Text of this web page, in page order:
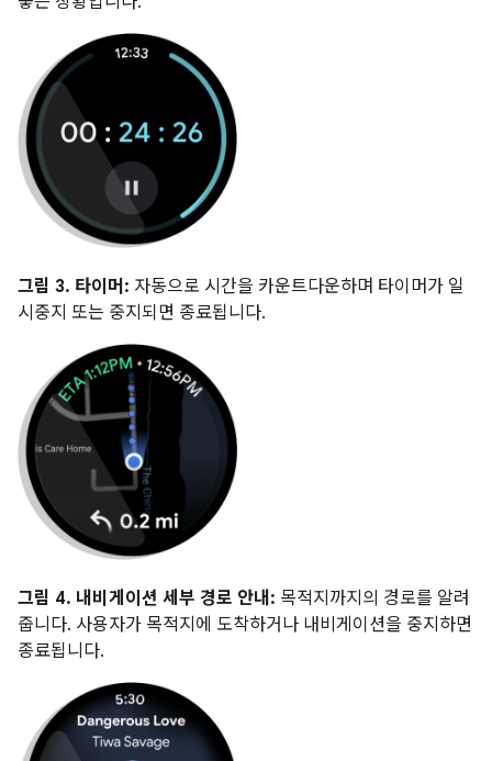
그림 3. 타이머: 자동으로 시간을 카운트다운하며 타이머가 일
시중지 또는 중지되면 종료됩니다.
그림 4. 내비게이션 세부 경로 안내: 목적지까지의 경로를 알려
줍니다. 사용자가 목적지에 도착하거나 내비게이션을 중지하면
종료됩니다.